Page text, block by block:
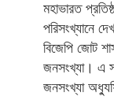
মহাভারত
পরিসংখ্যানে
বিজেপি জোট
জনসংখ্যা। এ
জনসংখ্যা